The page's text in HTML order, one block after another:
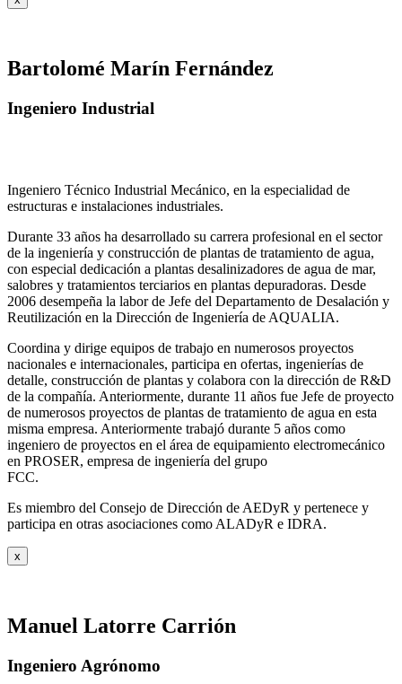
Bartolomé Marín Fernández
Ingeniero Industrial
Ingeniero Técnico Industrial Mecánico, en la especialidad de
estructuras e instalaciones industriales.
Durante 33 años ha desarrollado su carrera profesional en el sector
de la ingeniería y construcción de plantas de tratamiento de agua,
con especial dedicación a plantas desalinizadores de agua de mar,
salobres y tratamientos terciarios en plantas depuradoras. Desde
2006 desempeña la labor de Jefe del Departamento de Desalación y
Reutilización en la Dirección de Ingeniería de AQUALIA.
Coordina y dirige equipos de trabajo en numerosos proyectos
nacionales e internacionales, participa en ofertas, ingenierías de
detalle, construcción de plantas y colabora con la dirección de R&D
de la compañía. Anteriormente, durante 11 años fue Jefe de proyecto
de numerosos proyectos de plantas de tratamiento de agua en esta
misma empresa. Anteriormente trabajó durante 5 años como
ingeniero de proyectos en el área de equipamiento electromecánico
en PROSER, empresa de ingeniería del grupo
FCC.
Es miembro del Consejo de Dirección de AEDyR y pertenece y
participa en otras asociaciones como ALADyR e IDRA.
x
Manuel Latorre Carrión
Ingeniero Agrónomo